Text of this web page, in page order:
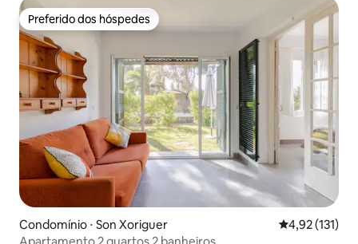
Preferido dos hóspedes
Preferido dos hóspedes
Condomínio ⋅ Son Xoriguer 4,92 de uma
4,92 (131)